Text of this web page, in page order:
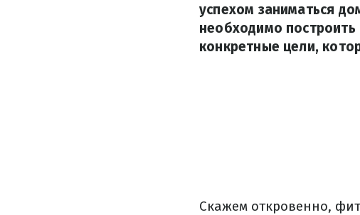
успехом заниматься
необходимо
конкретные цели,
Скажем откровенно,